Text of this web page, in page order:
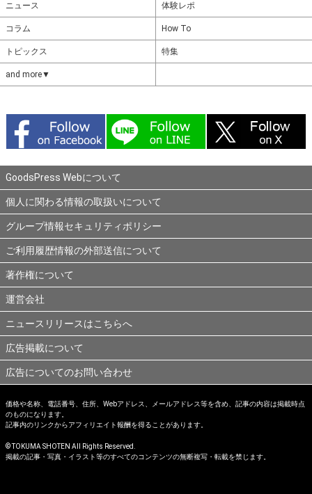
ニュース 体験レポ
コラム How To
トピックス 特集
and more▼
GoodsPress Webについて
個人に関わる情報の取扱いについて
グループ情報セキュリティポリシー
ご利用履歴情報の外部送信について
著作権について
運営会社
ニュースリリースはこちらへ
広告掲載について
広告についてのお問い合わせ
価格や名称、電話番号、住所、Webアドレス、メールアドレス等を含め、記事の内容は掲載時点
のものになります。
記事内のリンクからアフィリエイト報酬を得ることがあります。
© TOKUMA SHOTEN All Rights Reserved.
掲載の記事・写真・イラスト等のすべてのコンテンツの無断複写・転載を禁じます。